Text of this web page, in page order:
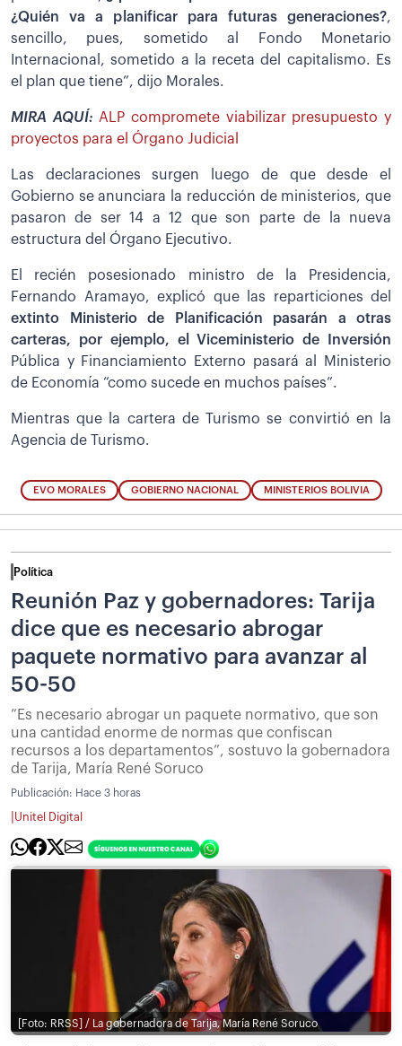
¿Quién va a planificar para futuras generaciones?,
sencillo, pues, sometido al Fondo Monetario
Internacional, sometido a la receta del capitalismo. Es
el plan que tiene”, dijo Morales.
MIRA AQUÍ:ALP compromete viabilizar presupuesto y
proyectos para el Órgano Judicial
Las declaraciones surgen luego de que desde el
Gobierno se anunciara la reducción de ministerios, que
pasaron de ser 14 a 12 que son parte de la nueva
estructura del Órgano Ejecutivo.
El recién posesionado ministro de la Presidencia,
Fernando Aramayo, explicó que las reparticiones del
extinto Ministerio de Planificación pasarán a otras
carteras, por ejemplo, el Viceministerio de Inversión
Pública y Financiamiento Externo pasará al Ministerio
de Economía “como sucede en muchos países”.
Mientras que la cartera de Turismo se convirtió en la
Agencia de Turismo.
EVO MORALES GOBIERNO NACIONAL MINISTERIOS BOLIVIA
Política
Reunión Paz y gobernadores: Tarija
dice que es necesario abrogar
paquete normativo para avanzar al
50-50
”Es necesario abrogar un paquete normativo, que son
una cantidad enorme de normas que confiscan
recursos a los departamentos”, sostuvo la gobernadora
de Tarija, María René Soruco
Publicación: Hace 3 horas
Unitel Digital
[Foto: RRSS] / La gobernadora de Tarija, María René Soruco